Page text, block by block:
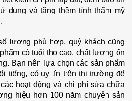
dụng và tăng thêm tính thẩm mỹ
lượng phù hợp, quý khách cũng
có tuổi thọ cao, chất lượng ổn
Bạn nên lựa chọn các sản phẩm
tiếng, có uy tín trên thị trường để
hoạt động và chi phí sửa chữa
hiệu hơn 100 năm chuyên sản